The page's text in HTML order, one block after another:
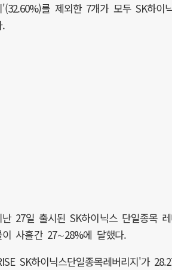
'(32.60%)를 제외한 7개가 모두 SK하이
.
난 27일 출시된 SK하이닉스 단일종목
이 사흘간 27∼28%에 달했다.
SK하이닉스단일종목레버리지'가